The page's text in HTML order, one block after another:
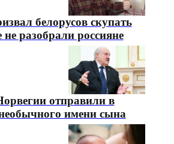
белорусов скупать
разобрали россияне
отправили в
имени сына